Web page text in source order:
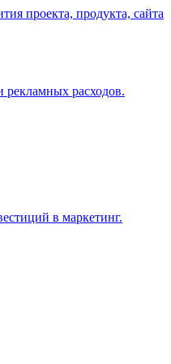
проекта, продукта, сайта
рекламных расходов.
в маркетинг.